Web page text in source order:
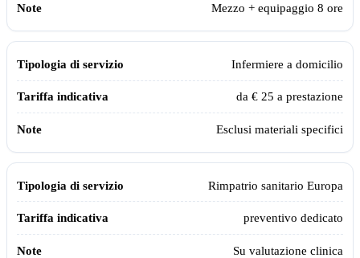
Mezzo + equipaggio 8 ore
Infermiere a domicilio
da € 25 a prestazione
Esclusi materiali specifici
Rimpatrio sanitario Europa
preventivo dedicato
Su valutazione clinica